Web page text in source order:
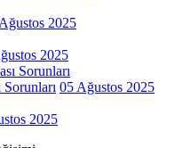
2025
2025
05 Ağustos 2025
2025